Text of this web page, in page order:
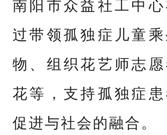
南阳市众益社工中
过带领孤独症儿童
物、组织花艺师志
花等，支持孤独症
促进与社会的融合。